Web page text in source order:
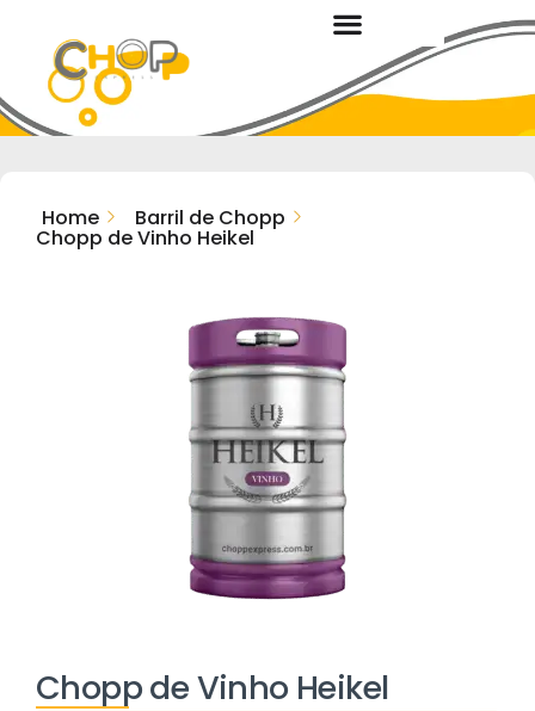
Home Barril de Chopp
Chopp de Vinho Heikel
Chopp de Vinho Heikel